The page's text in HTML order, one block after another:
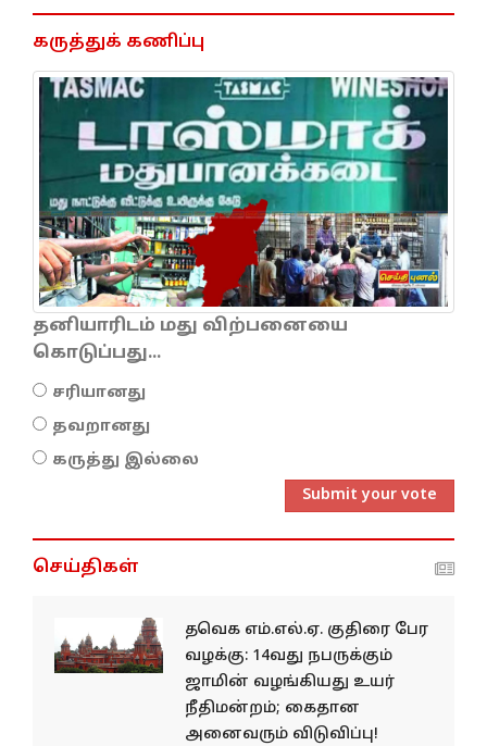
கருத்துக் கணிப்பு
தனியாரிடம் மது விற்பனையை
கொடுப்பது...
சரியானது
தவறானது
கருத்து இல்லை
Submit your vote
செய்திகள்
தவெக எம்.எல்.ஏ. குதிரை பேர
வழக்கு: 14வது நபருக்கும்
ஜாமின் வழங்கியது உயர்
நீதிமன்றம்; கைதான
அனைவரும் விடுவிப்பு!